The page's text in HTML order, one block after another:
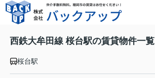
西鉄大牟田線 桜台駅の賃貸物件一覧
桜台駅